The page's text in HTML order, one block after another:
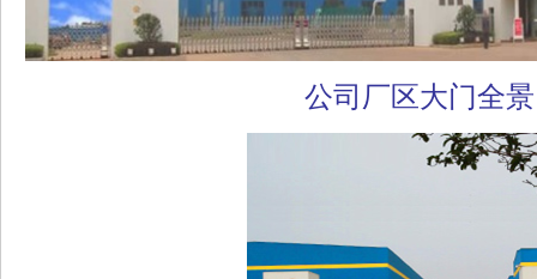
公司厂区大门全景